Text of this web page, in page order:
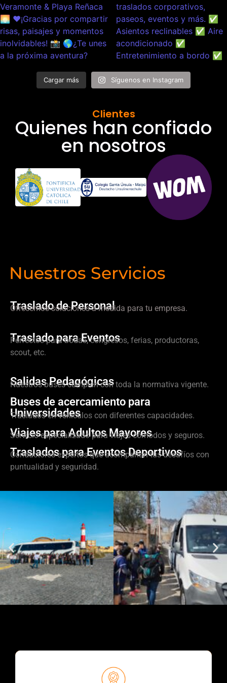
Cargar más Síguenos en Instagram
Clientes
Quienes han confiado
en nosotros
Nuestros Servicios
Traslado de Personal
Ofrecemos soluciones a medida para tu empresa.
Traslado para Eventos
Perfectos para bodas, congresos, ferias, productoras,
scout, etc.
Salidas Pedagógicas
Nuestros buses cumplen con toda la normativa vigente.
Buses de acercamiento para
Universidades
Traslados en vehículos con diferentes capacidades.
Viajes para Adultos Mayores
Servicio especializado para viajes cómodos y seguros.
Traslados para Eventos Deportivos
Conductores expertos que acompañan tus desafíos con
puntualidad y seguridad.